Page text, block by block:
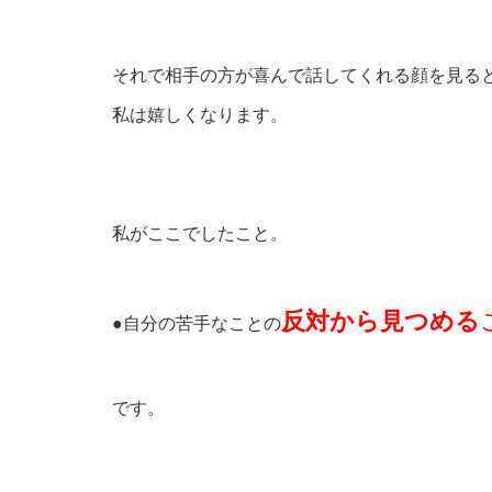
それで相手の方が喜んで話してくれる顔を見る
私は嬉しくなります。
私がここでしたこと。
●自分の苦手なことの反対から見つめる
です。